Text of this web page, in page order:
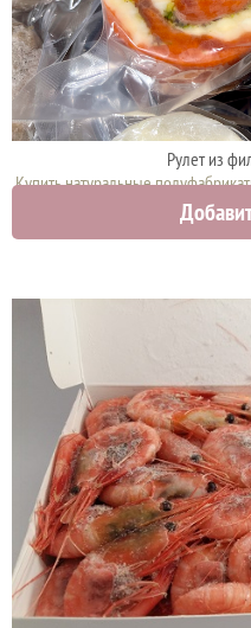
Рулет из
Купить натуральные